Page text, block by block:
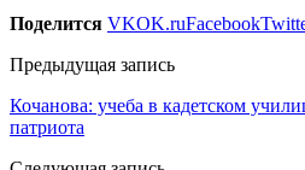
Поделится VKOK.ruFacebook
Предыдущая запись
Кочанова: учеба в кадетском
патриота